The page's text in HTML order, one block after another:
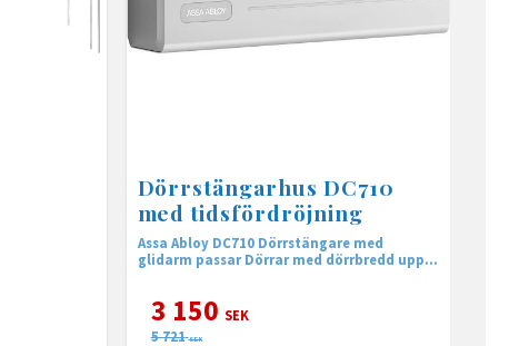
Dörrstängarhus DC710
med tidsfördröjning
Assa Abloy DC710 Dörrstängare med
glidarm passar Dörrar med dörrbredd upp
3 150 SEK
5 721 SEK